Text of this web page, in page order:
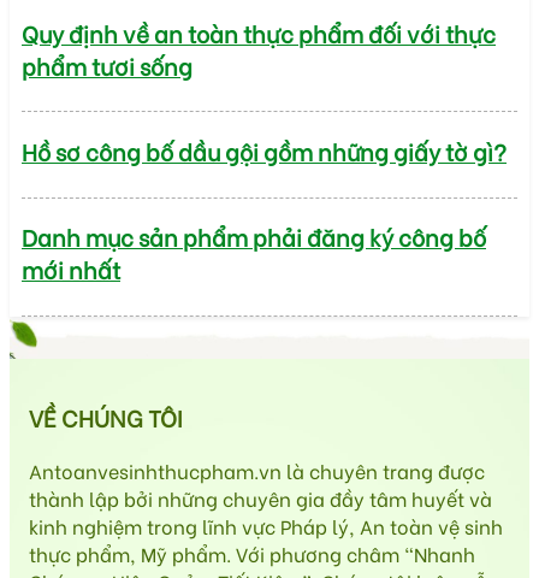
Quy định về an toàn thực phẩm đối với thực
phẩm tươi sống
Hồ sơ công bố dầu gội gồm những giấy tờ gì?
Danh mục sản phẩm phải đăng ký công bố
mới nhất
VỀ CHÚNG TÔI
Antoanvesinhthucpham.vn là chuyên trang được
thành lập bởi những chuyên gia đầy tâm huyết và
kinh nghiệm trong lĩnh vực Pháp lý, An toàn vệ sinh
thực phẩm, Mỹ phẩm. Với phương châm “Nhanh